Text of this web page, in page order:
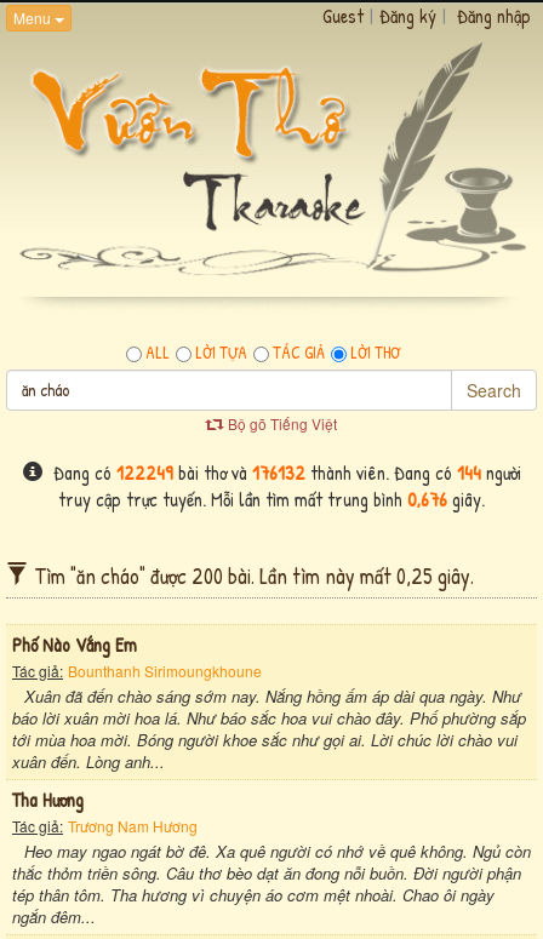
Menu Guest | Đăng ký | Đăng nhập
ALL LỜI TỰA TÁC GIẢ LỜI THƠ
Search
Bộ gõ Tiếng Việt
Đang có 122249bài thơ và 176132thành viên. Đang có 144người
truy cập trực tuyến. Mỗi lần tìm mất trung bình 0,676giây.
Tìm "ăn cháo" được 200 bài. Lần tìm này mất 0,25 giây.
Phố Nào Vắng Em
Tác giả: Bounthanh Sirimoungkhoune
Xuân đã đến chào sáng sớm nay. Nắng hồng ấm áp dài qua ngày. Như
báo lời xuân mời hoa lá. Như báo sắc hoa vui chào đây. Phố phường sắp
tới mùa hoa mời. Bóng người khoe sắc như gọi ai. Lời chúc lời chào vui
xuân đến. Lòng anh...
Tha Hương
Tác giả: Trương Nam Hương
Heo may ngao ngát bờ đê. Xa quê người có nhớ về quê không. Ngủ còn
thắc thỏm triền sông. Câu thơ bèo dạt ăn đong nỗi buồn. Đời người phận
tép thân tôm. Tha hương vì chuyện áo cơm mệt nhoài. Chao ôi ngày
ngắn đêm...